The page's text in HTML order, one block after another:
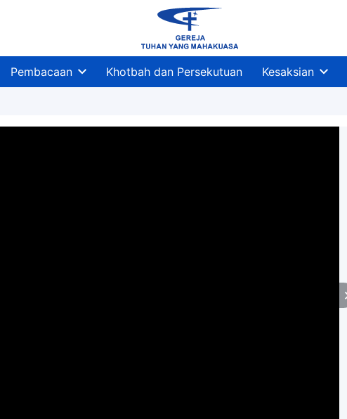
Pembacaan Khotbah dan Persekutuan Kesaksian